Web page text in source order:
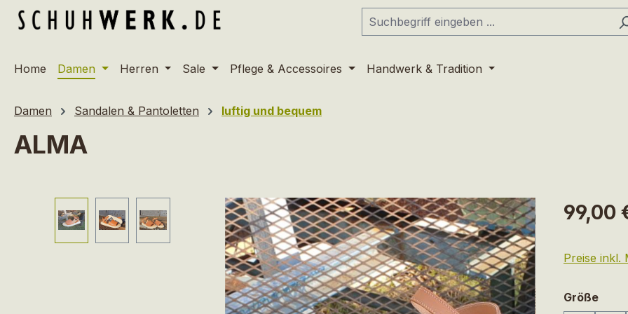
Hauptinhalt springen
Zur Suche springen
Zur Hauptnavigation springen
Home Damen Herren Sale Pflege & Accessoires Handwerk & Tradition
Damen Sandalen & Pantoletten luftig und bequem
ALMA
Regulärer
99,00
Preise inkl.
Größe